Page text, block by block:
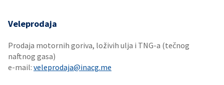
Veleprodaja
Prodaja motornih goriva, loživih ulja i TNG-a (tečnog
naftnog gasa)
e-mail: veleprodaja@inacg.me